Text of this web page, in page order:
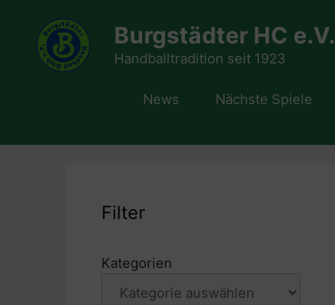
springen
Burgstädter HC e.V.
Handballtradition seit 1923
News Nächste Spiele
Filter
Kategorien